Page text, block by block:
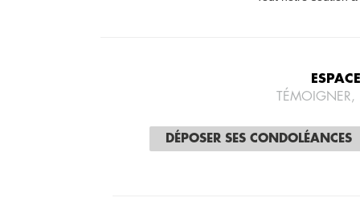
DÉPOSER SES CONDOLÉANCES